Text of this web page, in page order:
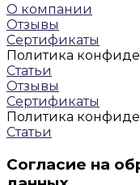
О компании
Отзывы
Сертификаты
Политика
Статьи
Отзывы
Сертификаты
Политика
Статьи
Согласие на